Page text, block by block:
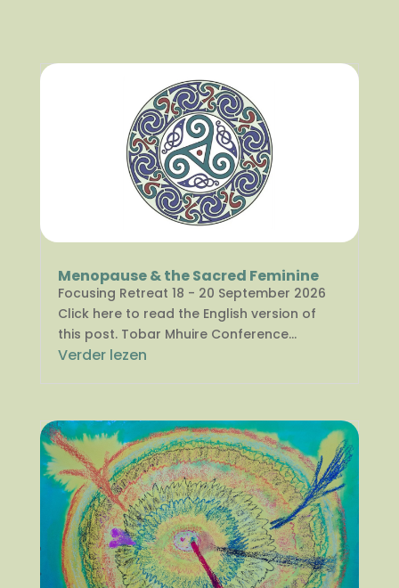
Menopause & the Sacred Feminine
Focusing Retreat 18 - 20 September 2026
Click here to read the English version of
this post. Tobar Mhuire Conference...
Verder lezen